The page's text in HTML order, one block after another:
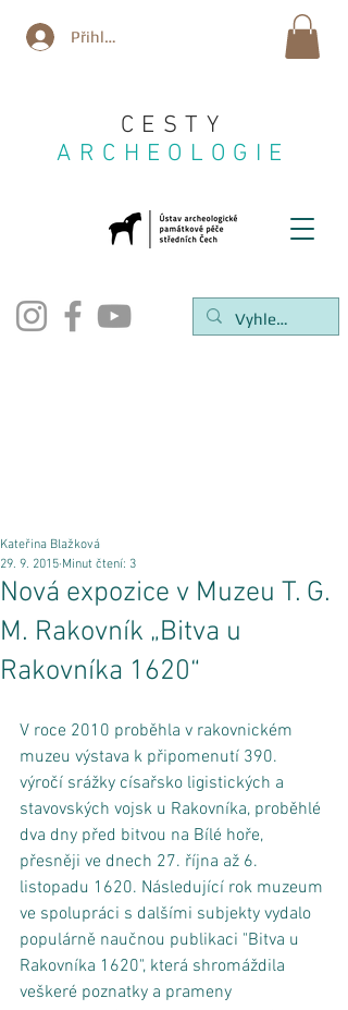
CESTY
ARCHEOLOGIE
Přihlásit se
Nová expozice v Muzeu T. G.
M. Rakovník „Bitva u
Rakovníka 1620“
Kateřina Blažková
29. 9. 2015 Minut čtení: 3
V roce 2010 proběhla v rakovnickém
muzeu výstava k připomenutí 390.
výročí srážky císařsko ligistických a
stavovských vojsk u Rakovníka, proběhlé
dva dny před bitvou na Bílé hoře,
přesněji ve dnech 27. října až 6.
listopadu 1620. Následující rok muzeum
ve spolupráci s dalšími subjekty vydalo
populárně naučnou publikaci "Bitva u
Rakovníka 1620", která shromáždila
veškeré poznatky a prameny